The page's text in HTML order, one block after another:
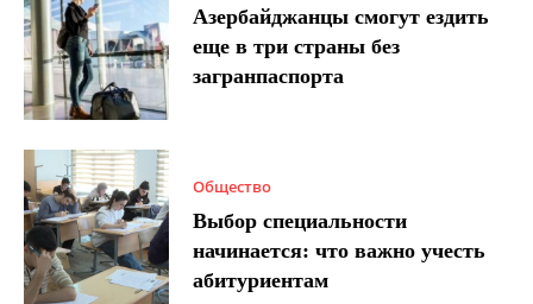
Азербайджанцы смогут ездить
еще в три страны без
загранпаспорта
Общество
Выбор специальности
начинается: что важно учесть
абитуриентам